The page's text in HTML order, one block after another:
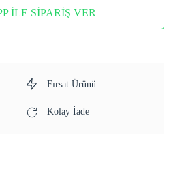
İLE SİPARİŞ VER
Fırsat Ürünü
Kolay İade